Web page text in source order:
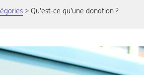
Qu’est-ce qu’une donation ?